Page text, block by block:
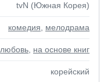
tvN (Южная Корея)
комедия мелодрама
любовь на основе книг
корейский